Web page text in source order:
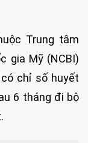
Trung tâm
gia Mỹ (NCBI)
chỉ số huyết
6 tháng đi bộ